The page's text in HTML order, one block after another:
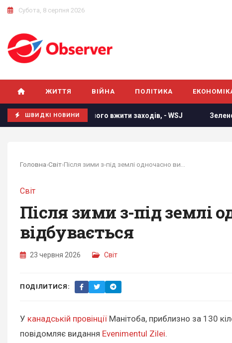
Субота, 8 серпня 2026
ЖИТТЯ ВІЙНА ПОЛІТИКА
ШВИДКІ НОВИНИ
змусить його вжити заходів, - WSJ Зеленський
Головна›Світ›
Світ
Після зими з-під землі
відбувається
23 червня 2026 Світ
ПОДІЛИТИСЯ:
У канадській провінції Манітоба, приблизно за 130
повідомляє видання Evenimentul Zilei.